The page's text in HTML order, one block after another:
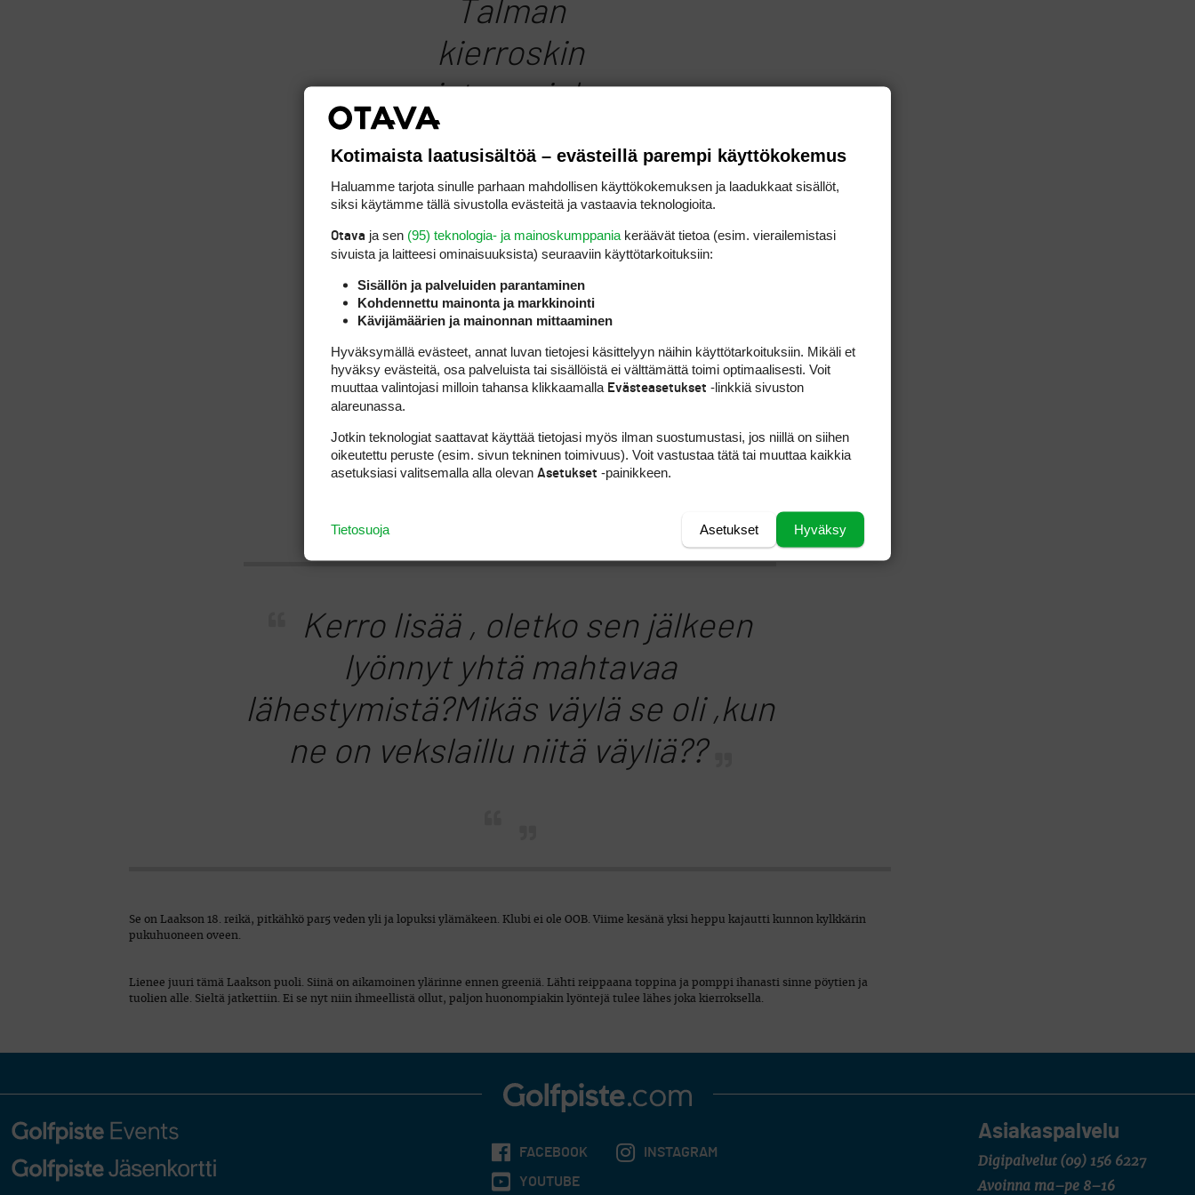
Talman
kierroskin
muistuu mieleen
omine pikku
möhläyksineen(vi
imeisen väylän
lähestyminen
karkasi terassille
asti).
Kerro lisää , oletko sen jälkeen
lyönnyt yhtä mahtavaa
lähestymistä?Mikäs väylä se oli ,kun
ne on vekslaillu niitä väyliä??
Se on Laakson 18. reikä, pitkähkö par5 veden yli ja lopuksi ylämäkeen. Klubi ei ole OOB. Viime kesänä yksi heppu kajautti kunnon kylkkärin
pukuhuoneen oveen.
Lienee juuri tämä Laakson puoli. Siinä on aikamoinen ylärinne ennen greeniä. Lähti reippaana toppina ja pomppi ihanasti sinne pöytien ja
tuolien alle. Sieltä jatkettiin. Ei se nyt niin ihmeellistä ollut, paljon huonompiakin lyöntejä tulee lähes joka kierroksella.
Asiakaspalvelu
Digipalvelut (09) 156 6227
Avoinna ma–pe 8–16
FACEBOOK INSTAGRAM
YOUTUBE
Kotimaista laatusisältöä – evästeillä parempi käyttökokemus
Haluamme tarjota sinulle parhaan mahdollisen käyttökokemuksen ja laadukkaat sisällöt,
siksi käytämme tällä sivustolla evästeitä ja vastaavia teknologioita.
Otava ja sen (95) teknologia- ja mainoskumppania keräävät tietoa (esim. vierailemis­tasi
sivuista ja laitteesi ominaisuuk­sista) seuraaviin käyttötarkoituksiin:
Sisällön ja palveluiden parantaminen
Kohdennettu mainonta ja markkinointi
Kävijämäärien ja mainonnan mittaaminen
Hyväksymällä evästeet, annat luvan tietojesi käsittelyyn näihin käyttötarkoituksiin. Mikäli et
hyväksy evästeitä, osa palveluista tai sisällöistä ei välttämättä toimi optimaalisesti. Voit
muuttaa valintojasi milloin tahansa klikkaamalla Evästeasetukset -linkkiä sivuston
alareunassa.
Jotkin teknologiat saattavat käyttää tietojasi myös ilman suostumustasi, jos niillä on siihen
oikeutettu peruste (esim. sivun tekninen toimivuus). Voit vastustaa tätä tai muuttaa kaikkia
asetuksiasi valitsemalla alla olevan Asetukset -painikkeen.
Hyväksy
Asetukset
Tietosuoja